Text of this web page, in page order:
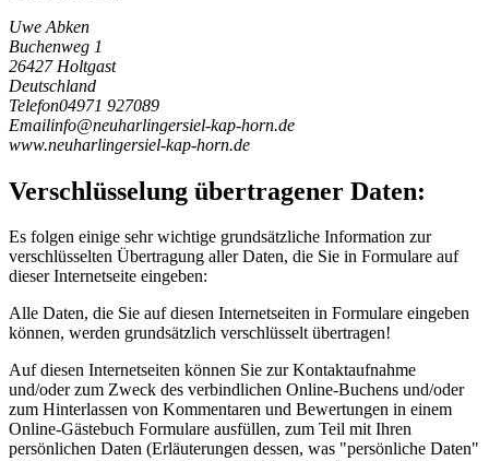
Uwe Abken
Buchenweg 1
26427 Holtgast
Deutschland
Telefon04971 927089
Emailinfo@neuharlingersiel-kap-horn.de
www.neuharlingersiel-kap-horn.de
Verschlüsselung übertragener Daten:
Es folgen einige sehr wichtige grundsätzliche Information zur
verschlüsselten Übertragung aller Daten, die Sie in Formulare auf
dieser Internetseite eingeben:
Alle Daten, die Sie auf diesen Internetseiten in Formulare eingeben
können, werden grundsätzlich verschlüsselt übertragen!
Auf diesen Internetseiten können Sie zur Kontaktaufnahme
und/oder zum Zweck des verbindlichen Online-Buchens und/oder
zum Hinterlassen von Kommentaren und Bewertungen in einem
Online-Gästebuch Formulare ausfüllen, zum Teil mit Ihren
persönlichen Daten (Erläuterungen dessen, was "persönliche Daten"